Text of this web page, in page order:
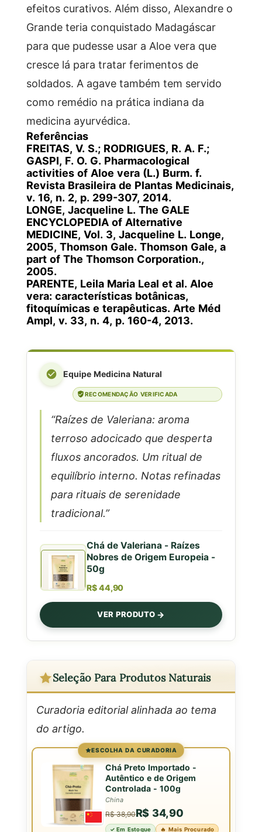
efeitos curativos. Além disso, Alexandre o
Grande teria conquistado Madagáscar
para que pudesse usar a Aloe vera que
cresce lá para tratar ferimentos de
soldados. A agave também tem servido
como remédio na prática indiana da
medicina ayurvédica.
Referências
FREITAS, V. S.; RODRIGUES, R. A. F.;
GASPI, F. O. G. Pharmacological
activities of Aloe vera (L.) Burm. f.
Revista Brasileira de Plantas Medicinais,
v. 16, n. 2, p. 299-307, 2014.
LONGE, Jacqueline L. The GALE
ENCYCLOPEDIA of Alternative
MEDICINE, Vol. 3, Jacqueline L. Longe,
2005, Thomson Gale. Thomson Gale, a
part of The Thomson Corporation.,
2005.
PARENTE, Leila Maria Leal et al. Aloe
vera: características botânicas,
fitoquímicas e terapêuticas. Arte Méd
Ampl, v. 33, n. 4, p. 160-4, 2013.
Equipe Medicina Natural
RECOMENDAÇÃO VERIFICADA
“Raízes de Valeriana: aroma
terroso adocicado que desperta
fluxos ancorados. Um ritual de
equilíbrio interno. Notas refinadas
para rituais de serenidade
tradicional.”
Chá de Valeriana - Raízes
Nobres de Origem Europeia -
50g
R$ 44,90
VER PRODUTO
Seleção Para Produtos Naturais
Curadoria editorial alinhada ao tema
do artigo.
ESCOLHA DA CURADORIA
Chá Preto Importado -
Autêntico e de Origem
Controlada - 100g
China
R$ 38,90R$ 34,90
✓ Em Estoque 🔥 Mais Procurado